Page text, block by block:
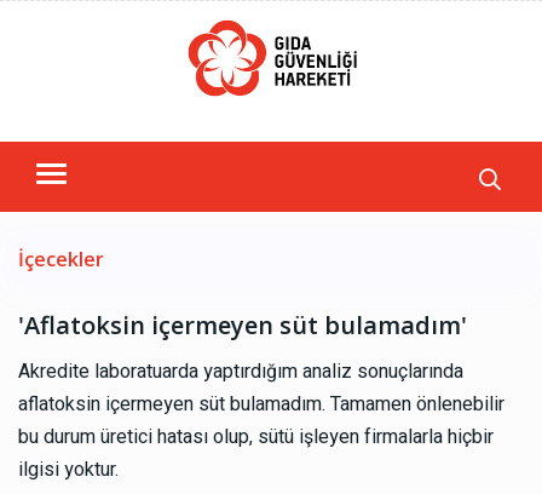
İçecekler
'Aflatoksin içermeyen süt bulamadım'
Akredite laboratuarda yaptırdığım analiz sonuçlarında
aflatoksin içermeyen süt bulamadım. Tamamen önlenebilir
bu durum üretici hatası olup, sütü işleyen firmalarla hiçbir
ilgisi yoktur.